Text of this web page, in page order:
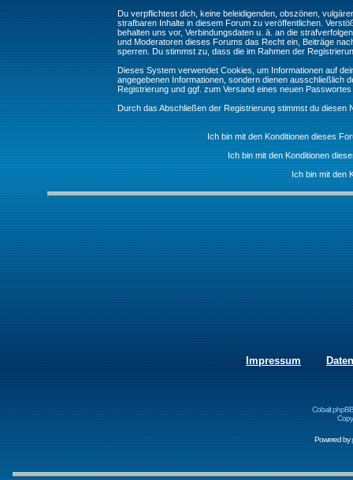
Du verpflichtest dich, keine beleidigenden, obszönen,
strafbaren Inhalte in diesem Forum zu veröffentlichen.
behalten uns vor, Verbindungsdaten u. ä. an die
und Moderatoren dieses Forums das Recht ein, Beiträge
sperren. Du stimmst zu, dass die im Rahmen der
Dieses System verwendet Cookies, um Informationen auf
angegebenen Informationen, sondern dienen ausschließlich
Registrierung und ggf. zum Versand eines neuen
Durch das Abschließen der Registrierung stimmst du diesen
Ich bin mit den Konditionen dieses
Ich bin mit den Konditionen
Ich bin mit den
Impressum
Cobalt
Powered by